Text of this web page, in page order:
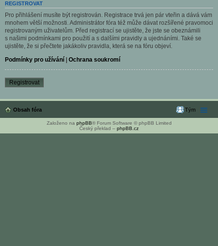
REGISTROVAT
Pro přihlášení musíte být registrován. Registrace trvá jen pár vteřin a dává vám
mnohem větší možnosti. Administrátor fóra též může dávat rozšířené pravomoci
registrovaným uživatelům. Před registrací se ujistěte, že jste se obeznámili
s našimi podmínkami pro použití a s dalšími pravidly a ujednáními. Také se
ujistěte, že si přečtete jakákoliv pravidla, která se na fóru objeví.
Podmínky pro užívání | Ochrana soukromí
Registrovat
Obsah fóra Tým
Založeno na phpBB® Forum Software © phpBB Limited
Český překlad – phpBB.cz